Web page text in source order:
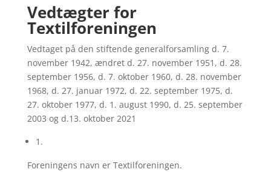
Vedtægter for
Textilforeningen
Vedtaget på den stiftende generalforsamling d. 7.
november 1942, ændret d. 27. november 1951, d. 28.
september 1956, d. 7. oktober 1960, d. 28. november
1968, d. 27. januar 1972, d. 22. september 1975, d.
27. oktober 1977, d. 1. august 1990, d. 25. september
2003 og d.13. oktober 2021
1.
Foreningens navn er Textilforeningen.